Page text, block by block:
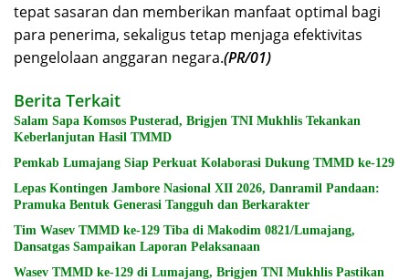
tepat sasaran dan memberikan manfaat optimal bagi
para penerima, sekaligus tetap menjaga efektivitas
pengelolaan anggaran negara.(PR/01)
Berita Terkait
Salam Sapa Komsos Pusterad, Brigjen TNI Mukhlis Tekankan
Keberlanjutan Hasil TMMD
Pemkab Lumajang Siap Perkuat Kolaborasi Dukung TMMD ke-129
Lepas Kontingen Jambore Nasional XII 2026, Danramil Pandaan:
Pramuka Bentuk Generasi Tangguh dan Berkarakter
Tim Wasev TMMD ke-129 Tiba di Makodim 0821/Lumajang,
Dansatgas Sampaikan Laporan Pelaksanaan
Wasev TMMD ke-129 di Lumajang, Brigjen TNI Mukhlis Pastikan